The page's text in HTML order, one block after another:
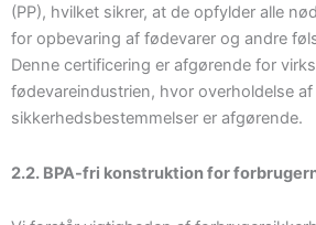
(PP), hvilket sikrer, at de opfylder alle
for opbevaring af fødevarer og andre
Denne certificering er afgørende for
fødevareindustrien, hvor overholdelse af
sikkerhedsbestemmelser er afgørende.
2.2. BPA-fri konstruktion for